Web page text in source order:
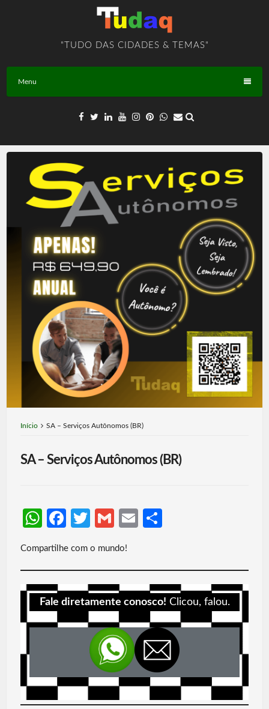
"TUDO DAS CIDADES & TEMAS"
Menu
Início SA – Serviços Autônomos (BR)
SA – Serviços Autônomos (BR)
W
at
s
A
p
p
Fa
b
o
o
T
itt
er
G
ail
E
e
Compartilhe com o mundo!
Fale diretamente conosco! Clicou, falou.